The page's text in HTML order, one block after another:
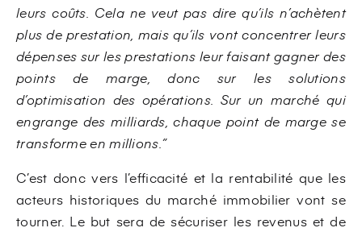
leurs coûts. Cela ne veut pas dire qu’ils n’achètent
plus de prestation, mais qu’ils vont concentrer leurs
dépenses sur les prestations leur faisant gagner des
points de marge, donc sur les solutions
d’optimisation des opérations. Sur un marché qui
engrange des milliards, chaque point de marge se
transforme en millions.”
C’est donc vers l’efficacité et la rentabilité que les
acteurs historiques du marché immobilier vont se
tourner. Le but sera de sécuriser les revenus et de